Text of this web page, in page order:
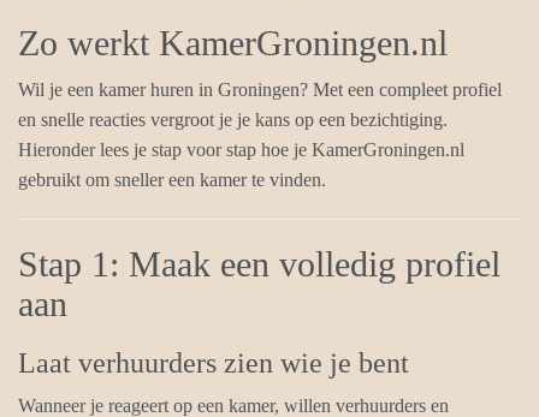
Zo werkt KamerGroningen.nl
Wil je een kamer huren in Groningen? Met een compleet profiel
en snelle reacties vergroot je je kans op een bezichtiging.
Hieronder lees je stap voor stap hoe je KamerGroningen.nl
gebruikt om sneller een kamer te vinden.
Stap 1: Maak een volledig profiel
aan
Laat verhuurders zien wie je bent
Wanneer je reageert op een kamer, willen verhuurders en